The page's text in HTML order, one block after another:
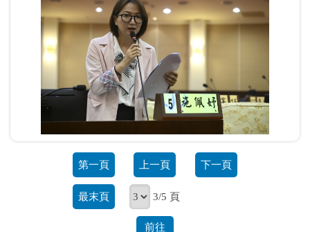
第一頁 上一頁 下一頁
最末頁 3/5 頁
前往